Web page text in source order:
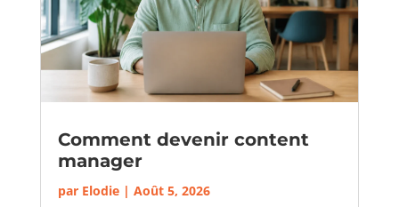
Comment devenir content
manager
par Elodie| Août 5, 2026